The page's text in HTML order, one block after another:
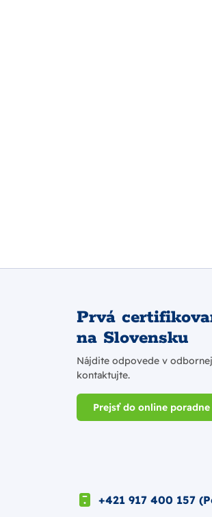
Prvá
na Slovensku
Nájdite odpovede v
kontaktujte.
Prejsť do online poradne
+421 917 400 157